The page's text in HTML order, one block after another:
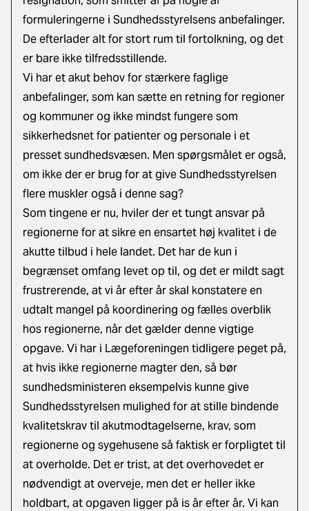
formuleringerne i Sundhedsstyrelsens anbefalinger.
De efterlader alt for stort rum til fortolkning, og det
er bare ikke tilfredsstillende.
Vi har et akut behov for stærkere faglige
anbefalinger, som kan sætte en retning for regioner
og kommuner og ikke mindst fungere som
sikkerhedsnet for patienter og personale i et
presset sundhedsvæsen. Men spørgsmålet er også,
om ikke der er brug for at give Sundhedsstyrelsen
flere muskler også i denne sag?
Som tingene er nu, hviler der et tungt ansvar på
regionerne for at sikre en ensartet høj kvalitet i de
akutte tilbud i hele landet. Det har de kun i
begrænset omfang levet op til, og det er mildt sagt
frustrerende, at vi år efter år skal konstatere en
udtalt mangel på koordinering og fælles overblik
hos regionerne, når det gælder denne vigtige
opgave. Vi har i Lægeforeningen tidligere peget på,
at hvis ikke regionerne magter den, så bør
sundhedsministeren eksempelvis kunne give
Sundhedsstyrelsen mulighed for at stille bindende
kvalitetskrav til akutmodtagelserne, krav, som
regionerne og sygehusene så faktisk er forpligtet til
at overholde. Det er trist, at det overhovedet er
nødvendigt at overveje, men det er heller ikke
holdbart, at opgaven ligger på is år efter år. Vi kan